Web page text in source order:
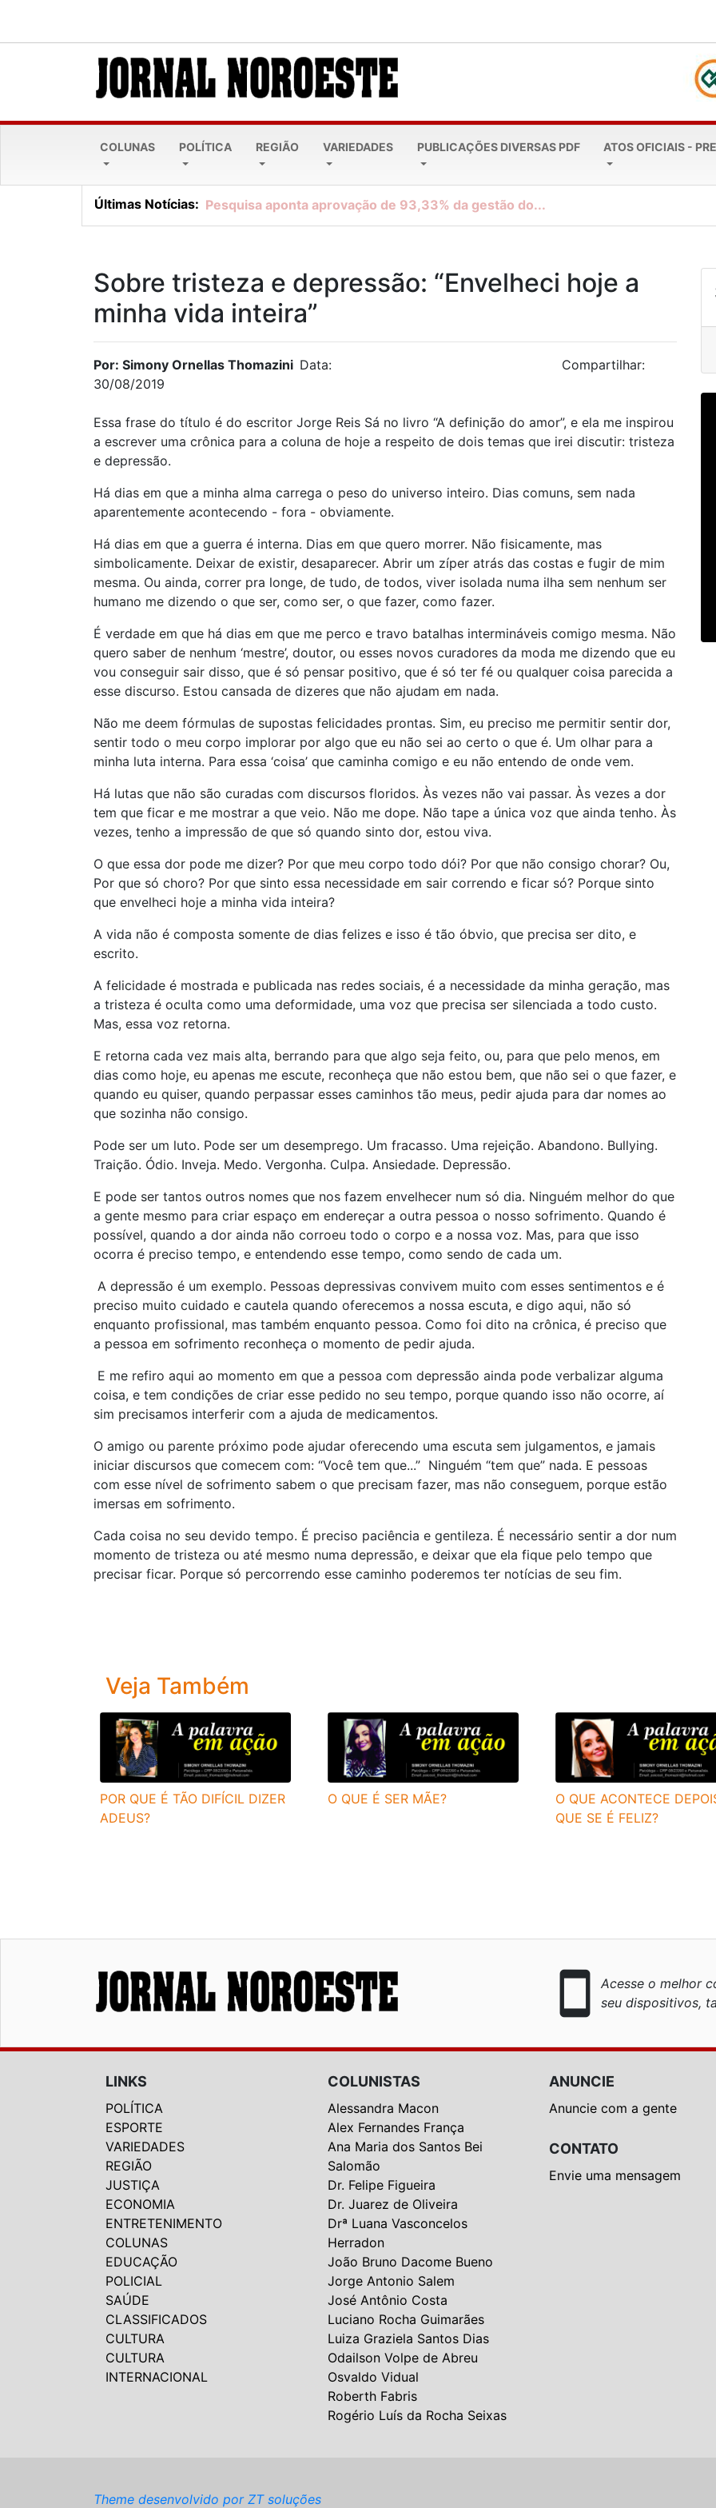
COLUNAS POLÍTICA REGIÃO VARIEDADES PUBLICAÇÕES DIVERSAS PDF ATOS OFICIAIS -
Últimas Notícias: Pesquisa aponta aprovação de 93,33% da gestão do...
Sobre tristeza e depressão: “Envelheci hoje a
minha vida inteira”
Por: Simony Ornellas Thomazini Data:
30/08/2019
Compartilhar:
Essa frase do título é do escritor Jorge Reis Sá no livro “A definição do amor”, e ela me inspirou
a escrever uma crônica para a coluna de hoje a respeito de dois temas que irei discutir: tristeza
e depressão.
Há dias em que a minha alma carrega o peso do universo inteiro. Dias comuns, sem nada
aparentemente acontecendo - fora - obviamente.
Há dias em que a guerra é interna. Dias em que quero morrer. Não fisicamente, mas
simbolicamente. Deixar de existir, desaparecer. Abrir um zíper atrás das costas e fugir de mim
mesma. Ou ainda, correr pra longe, de tudo, de todos, viver isolada numa ilha sem nenhum ser
humano me dizendo o que ser, como ser, o que fazer, como fazer.
É verdade em que há dias em que me perco e travo batalhas intermináveis comigo mesma. Não
quero saber de nenhum ‘mestre’, doutor, ou esses novos curadores da moda me dizendo que eu
vou conseguir sair disso, que é só pensar positivo, que é só ter fé ou qualquer coisa parecida a
esse discurso. Estou cansada de dizeres que não ajudam em nada.
Não me deem fórmulas de supostas felicidades prontas. Sim, eu preciso me permitir sentir dor,
sentir todo o meu corpo implorar por algo que eu não sei ao certo o que é. Um olhar para a
minha luta interna. Para essa ‘coisa’ que caminha comigo e eu não entendo de onde vem.
Há lutas que não são curadas com discursos floridos. Às vezes não vai passar. Às vezes a dor
tem que ficar e me mostrar a que veio. Não me dope. Não tape a única voz que ainda tenho. Às
vezes, tenho a impressão de que só quando sinto dor, estou viva.
O que essa dor pode me dizer? Por que meu corpo todo dói? Por que não consigo chorar? Ou,
Por que só choro? Por que sinto essa necessidade em sair correndo e ficar só? Porque sinto
que envelheci hoje a minha vida inteira?
A vida não é composta somente de dias felizes e isso é tão óbvio, que precisa ser dito, e
escrito.
A felicidade é mostrada e publicada nas redes sociais, é a necessidade da minha geração, mas
a tristeza é oculta como uma deformidade, uma voz que precisa ser silenciada a todo custo.
Mas, essa voz retorna.
E retorna cada vez mais alta, berrando para que algo seja feito, ou, para que pelo menos, em
dias como hoje, eu apenas me escute, reconheça que não estou bem, que não sei o que fazer, e
quando eu quiser, quando perpassar esses caminhos tão meus, pedir ajuda para dar nomes ao
que sozinha não consigo.
Pode ser um luto. Pode ser um desemprego. Um fracasso. Uma rejeição. Abandono. Bullying.
Traição. Ódio. Inveja. Medo. Vergonha. Culpa. Ansiedade. Depressão.
E pode ser tantos outros nomes que nos fazem envelhecer num só dia. Ninguém melhor do que
a gente mesmo para criar espaço em endereçar a outra pessoa o nosso sofrimento. Quando é
possível, quando a dor ainda não corroeu todo o corpo e a nossa voz. Mas, para que isso
ocorra é preciso tempo, e entendendo esse tempo, como sendo de cada um.
A depressão é um exemplo. Pessoas depressivas convivem muito com esses sentimentos e é
preciso muito cuidado e cautela quando oferecemos a nossa escuta, e digo aqui, não só
enquanto profissional, mas também enquanto pessoa. Como foi dito na crônica, é preciso que
a pessoa em sofrimento reconheça o momento de pedir ajuda.
E me refiro aqui ao momento em que a pessoa com depressão ainda pode verbalizar alguma
coisa, e tem condições de criar esse pedido no seu tempo, porque quando isso não ocorre, aí
sim precisamos interferir com a ajuda de medicamentos.
O amigo ou parente próximo pode ajudar oferecendo uma escuta sem julgamentos, e jamais
iniciar discursos que comecem com: “Você tem que...” Ninguém “tem que” nada. E pessoas
com esse nível de sofrimento sabem o que precisam fazer, mas não conseguem, porque estão
imersas em sofrimento.
Cada coisa no seu devido tempo. É preciso paciência e gentileza. É necessário sentir a dor num
momento de tristeza ou até mesmo numa depressão, e deixar que ela fique pelo tempo que
precisar ficar. Porque só percorrendo esse caminho poderemos ter notícias de seu fim.
Veja Também
POR QUE É TÃO DIFÍCIL DIZER
ADEUS?
O QUE É SER MÃE?
O QUE ACONTECE
QUE SE É FELIZ?
smartphone
Acesse o melhor
seu dispositivos,
LINKS
POLÍTICA
ESPORTE
VARIEDADES
REGIÃO
JUSTIÇA
ECONOMIA
ENTRETENIMENTO
COLUNAS
EDUCAÇÃO
POLICIAL
SAÚDE
CLASSIFICADOS
CULTURA
CULTURA
INTERNACIONAL
COLUNISTAS
Alessandra Macon
Alex Fernandes França
Ana Maria dos Santos Bei
Salomão
Dr. Felipe Figueira
Dr. Juarez de Oliveira
Drª Luana Vasconcelos
Herradon
João Bruno Dacome Bueno
Jorge Antonio Salem
José Antônio Costa
Luciano Rocha Guimarães
Luiza Graziela Santos Dias
Odailson Volpe de Abreu
Osvaldo Vidual
Roberth Fabris
Rogério Luís da Rocha Seixas
ANUNCIE
Anuncie com a gente
CONTATO
Envie uma mensagem
Theme desenvolvido por ZT soluções